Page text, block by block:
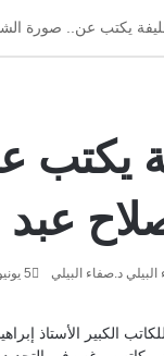
يكتب عن.. صورة
يكتب
عبد
د.صفاء البيلي 5 يونيو، 2020